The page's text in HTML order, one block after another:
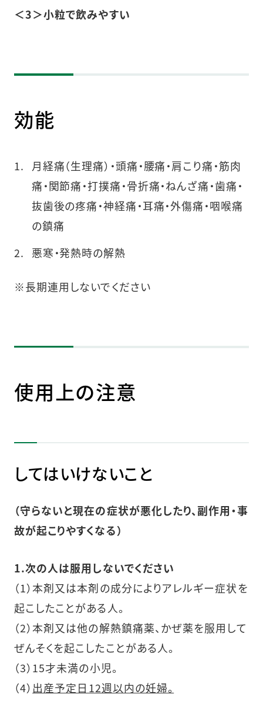
＜3＞小粒で飲みやすい
効能
月経痛（生理痛）・頭痛・腰痛・肩こり痛・筋肉
痛・関節痛・打撲痛・骨折痛・ねんざ痛・歯痛・
抜歯後の疼痛・神経痛・耳痛・外傷痛・咽喉痛
の鎮痛
悪寒・発熱時の解熱
※長期連用しないでください
使用上の注意
してはいけないこと
（守らないと現在の症状が悪化したり、副作用・事
故が起こりやすくなる）
1.次の人は服用しないでください
（1）本剤又は本剤の成分によりアレルギー症状を
起こしたことがある人。
（2）本剤又は他の解熱鎮痛薬、かぜ薬を服用して
ぜんそくを起こしたことがある人。
（3）15才未満の小児。
（4） 出産予定日12週以内の妊婦。